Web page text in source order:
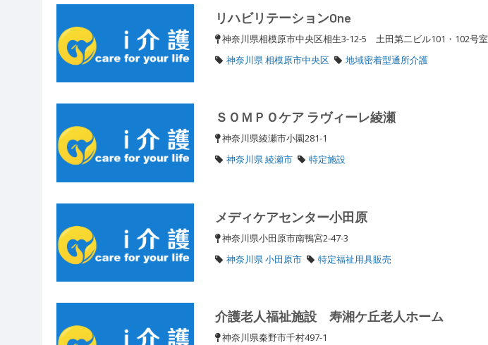
リハビリテーションOne
神奈川県相模原市中央区相生3-12-5 土田第二ビル101・102号室
神奈川県 相模原市中央区
地域密着型通所介護
ＳＯＭＰＯケア ラヴィーレ綾瀬
神奈川県綾瀬市小園281-1
神奈川県 綾瀬市
特定施設
メディケアセンター小田原
神奈川県小田原市南鴨宮2-47-3
神奈川県 小田原市
特定福祉用具販売
介護老人福祉施設 寿湘ケ丘老人ホーム
神奈川県秦野市千村497-1